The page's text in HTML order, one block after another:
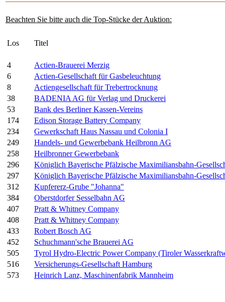
Beachten Sie bitte auch die Top-Stücke der Auktion:
Los Titel
4
Actien-Brauerei Merzig
6
Actien-Gesellschaft für Gasbeleuchtung
8
Actiengesellschaft für Trebertrocknung
38
BADENIA AG für Verlag und Druckerei
53
Bank des Berliner Kassen-Vereins
174
Edison Storage Battery Company
234
Gewerkschaft Haus Nassau und Colonia I
249
Handels- und Gewerbebank Heilbronn AG
258
Heilbronner Gewerbebank
296
Königlich Bayerische Pfälzische Maximiliansbahn-
297
Königlich Bayerische Pfälzische Maximiliansbahn-
312
Kupfererz-Grube "Johanna"
384
Oberstdorfer Sesselbahn AG
407
Pratt & Whitney Company
408
Pratt & Whitney Company
433
Robert Bosch AG
452
Schuchmann'sche Brauerei AG
505
Tyrol Hydro-Electric Power Company (Tiroler
516
Versicherungs-Gesellschaft Hamburg
573
Heinrich Lanz, Maschinenfabrik Mannheim